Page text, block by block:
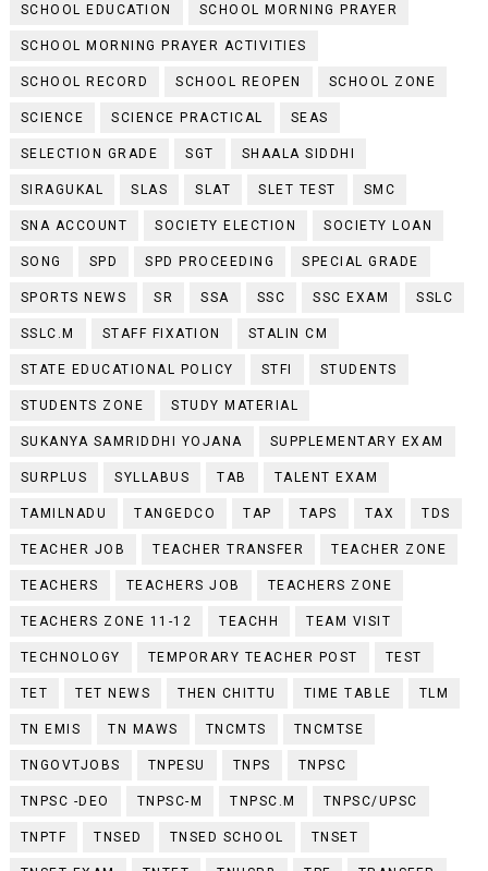
SCHOOL EDUCATION SCHOOL MORNING PRAYER
SCHOOL MORNING PRAYER ACTIVITIES
SCHOOL RECORD SCHOOL REOPEN SCHOOL ZONE
SCIENCE SCIENCE PRACTICAL SEAS
SELECTION GRADE SGT SHAALA SIDDHI
SIRAGUKAL SLAS SLAT SLET TEST SMC
SNA ACCOUNT SOCIETY ELECTION SOCIETY LOAN
SONG SPD SPD PROCEEDING SPECIAL GRADE
SPORTS NEWS SR SSA SSC SSC EXAM SSLC
SSLC.M STAFF FIXATION STALIN CM
STATE EDUCATIONAL POLICY STFI STUDENTS
STUDENTS ZONE STUDY MATERIAL
SUKANYA SAMRIDDHI YOJANA SUPPLEMENTARY EXAM
SURPLUS SYLLABUS TAB TALENT EXAM
TAMILNADU TANGEDCO TAP TAPS TAX TDS
TEACHER JOB TEACHER TRANSFER TEACHER ZONE
TEACHERS TEACHERS JOB TEACHERS ZONE
TEACHERS ZONE 11-12 TEACHH TEAM VISIT
TECHNOLOGY TEMPORARY TEACHER POST TEST
TET TET NEWS THEN CHITTU TIME TABLE TLM
TN EMIS TN MAWS TNCMTS TNCMTSE
TNGOVTJOBS TNPESU TNPS TNPSC
TNPSC -DEO TNPSC-M TNPSC.M TNPSC/UPSC
TNPTF TNSED TNSED SCHOOL TNSET